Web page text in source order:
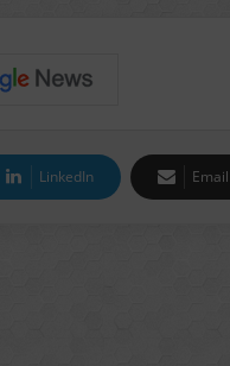
LinkedIn Email